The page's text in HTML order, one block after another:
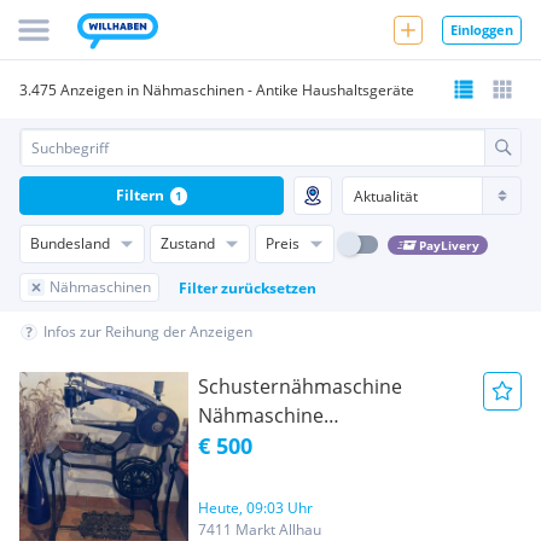
Einloggen
3.475 Anzeigen in Nähmaschinen - Antike Haushaltsgeräte
Bundesland Zustand Preis PayLivery
Nähmaschinen Filter zurücksetzen
Filtern 1
Infos zur Reihung der Anzeigen
Schusternähmaschine
Nähmaschine
ledernähmaschine
€ 500
Heute, 09:03 Uhr
7411 Markt Allhau